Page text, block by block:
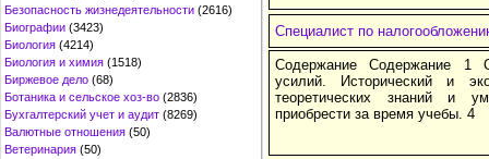
Безопасность жизнедеятельности (2616)
Биографии (3423)
Биология (4214)
Биология и химия (1518)
Биржевое дело (68)
Ботаника и сельское хоз-во (2836)
Бухгалтерский учет и аудит (8269)
Валютные отношения (50)
Ветеринария (50)
Специалист по
Cодержание Cодержание 1
усилий. Исторический и
теоретических знаний и
приобрести за время учебы. 4